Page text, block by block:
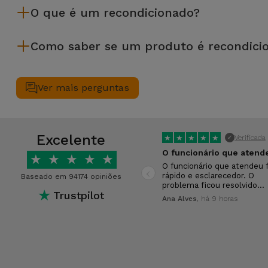
equipamento recondicionado da iServices oferece uma
O que é um recondicionado?
de leasing ou de renovação de equipamentos empresariais.
Como saber se um produto é
Antes de chegarem até si, todos os dispositivos
40 parâmetros, nomeadamente no que respeita a todos os
Ver mais perguntas
Excelente
★ ★ ★ ★ ★
Baseado em 94174 opiniões
★ Trustpilot
★ ★ ★ ★ ★ ✓ Verificada
O funcionário que atendeu
rápido e esclarecedor. O
problema ficou resolvido…
Ana Alves, há 9 horas